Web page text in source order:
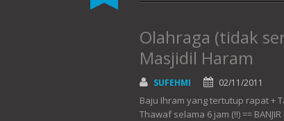
Olahraga (tidak
Masjidil Haram
SUFEHMI 02/11/2011
Baju Ihram yang tertutup rapat +
Thawaf selama 6 jam (!!) ==